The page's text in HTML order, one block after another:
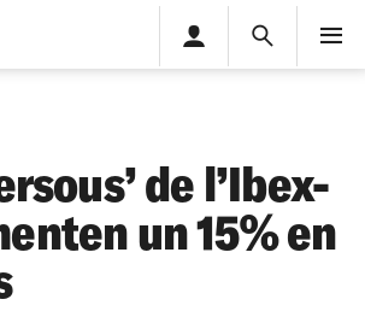
Cerca
privada
de l’Ibex-
un 15% en